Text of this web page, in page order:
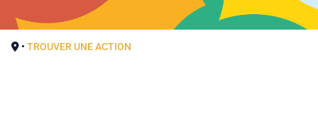
• TROUVER UNE ACTION